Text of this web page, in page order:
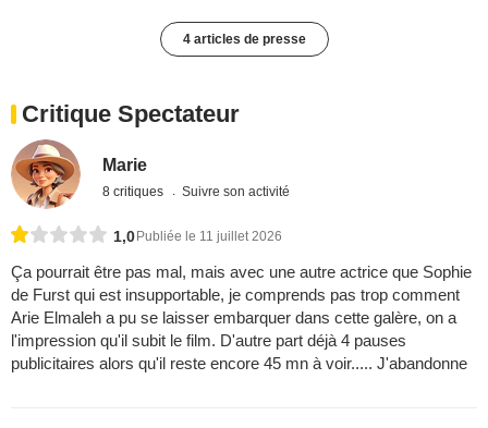
4 articles de presse
Critique Spectateur
Marie
8 critiques Suivre son activité
1,0 Publiée le 11 juillet 2026
Ça pourrait être pas mal, mais avec une autre actrice que Sophie
de Furst qui est insupportable, je comprends pas trop comment
Arie Elmaleh a pu se laisser embarquer dans cette galère, on a
l'impression qu'il subit le film. D'autre part déjà 4 pauses
publicitaires alors qu'il reste encore 45 mn à voir..... J'abandonne